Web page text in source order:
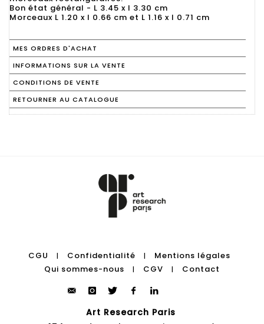
Bon état général - L 3.45 x l 3.30 cm
Morceaux L 1.20 x l 0.66 cm et L 1.16 x l 0.71 cm
MES ORDRES D'ACHAT
INFORMATIONS SUR LA VENTE
CONDITIONS DE VENTE
RETOURNER AU CATALOGUE
CGU | Confidentialité |
Mentions légales
Qui sommes-nous
| CGV | Contact
Art Research Paris